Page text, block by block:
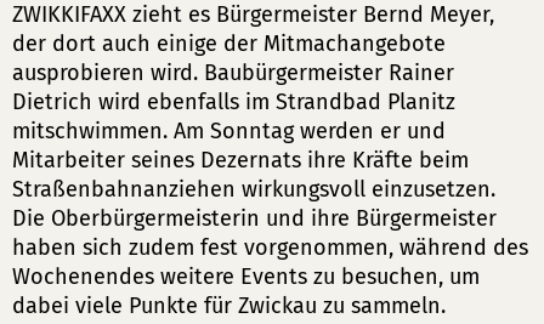
ZWIKKIFAXX zieht es Bürgermeister Bernd Meyer,
der dort auch einige der Mitmachangebote
ausprobieren wird. Baubürgermeister Rainer
Dietrich wird ebenfalls im Strandbad Planitz
mitschwimmen. Am Sonntag werden er und
Mitarbeiter seines Dezernats ihre Kräfte beim
Straßenbahnanziehen wirkungsvoll einzusetzen.
Die Oberbürgermeisterin und ihre Bürgermeister
haben sich zudem fest vorgenommen, während des
Wochenendes weitere Events zu besuchen, um
dabei viele Punkte für Zwickau zu sammeln.